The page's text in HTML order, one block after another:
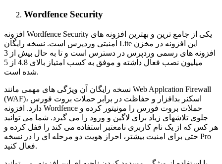
Wordfence Security
افزونه Wordfence Security یکی از جامع ترین و بهترین افزونه های
امنیتی وردپرس است. نسخه رایگان Lite این افزونه در مخزن
افزونه های رسمی وردپرس در دسترس است و تا به حال بیش از 3
میلیون نصب فعال داشته و موفق به کسب امتیاز بالای 4.8 از 5
شده است.
نسخه رایگان آن ویژگی های مهمی مانند Web Applcation Firewall
(WAF)، اسکنر بدافزار و حفاظت در برابر حملات بروت فورس
دارد. افزونه Wordfence حملات بروت فورس را مونیتور کرده و
جلوی تلاشهای زیاد برای لاگین و ورود را می گیرد. شما می توانید
هر کس که از یک نام کاربری نامعتبر استفاده می کند را قفل کرده و
حتی برای امنیت بیشتر، احراز هویت دو مرحله ای را در نسخه Pro
فعال کنید.